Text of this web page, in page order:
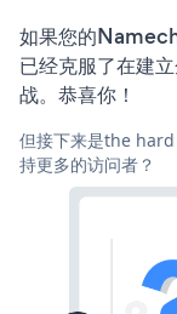
如果您的
已经克服了在建
战。恭喜你！
但接下来是the
持更多的访问者？